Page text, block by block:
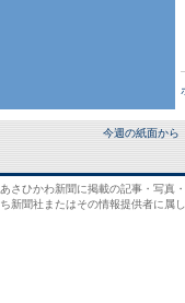
今週の紙面から
あさひかわ新聞に掲載の記事・写真
ち新聞社またはその情報提供者に属し